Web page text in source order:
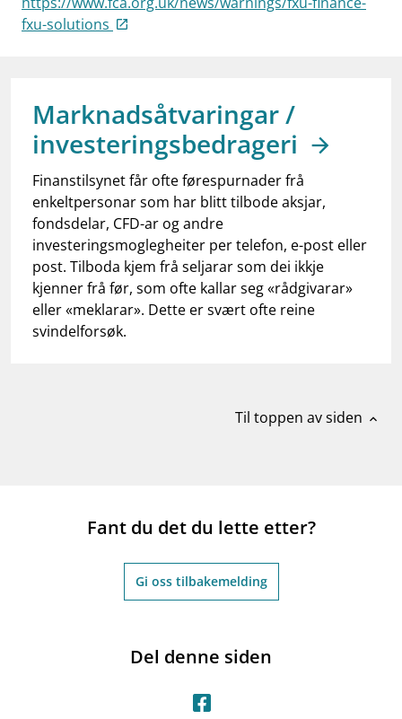
work_outlineJobb hos oss
fxu-solutions
Marknadsåtvaringar /
investeringsbedrageri
Finanstilsynet får ofte førespurnader frå
enkeltpersonar som har blitt tilbode aksjar,
fondsdelar, CFD-ar og andre
investeringsmoglegheiter per telefon, e-post eller
post. Tilboda kjem frå seljarar som dei ikkje
kjenner frå før, som ofte kallar seg «rådgivarar»
eller «meklarar». Dette er svært ofte reine
svindelforsøk.
Til toppen av siden expand_less
Fant du det du lette etter?
Gi oss tilbakemelding
Del denne siden